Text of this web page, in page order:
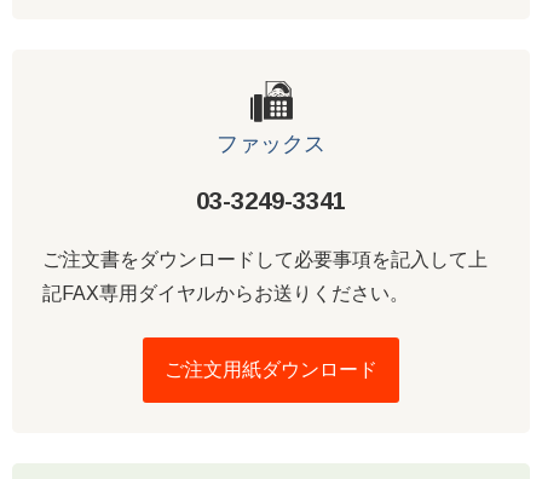
ファックス
03-3249-3341
ご注文書をダウンロードして必要事項を記入して上
記FAX専用ダイヤルからお送りください。
ご注文用紙ダウンロード